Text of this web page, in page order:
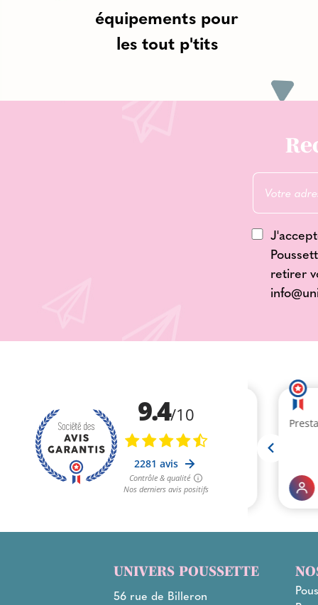
équipements pour
les tout p'tits
retirer
UNIVERS POUSSETTE
56 rue de Billeron